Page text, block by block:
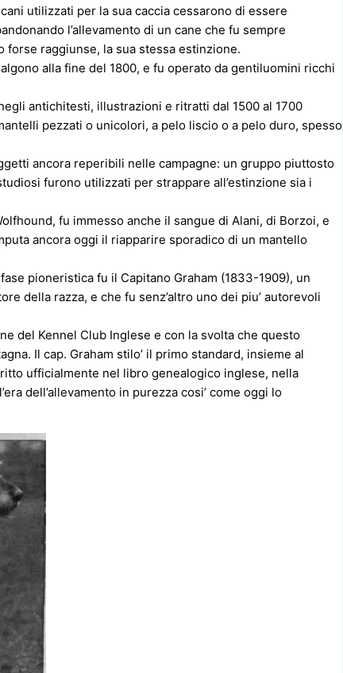
utilizzati per la sua caccia cessarono di essere
l’allevamento di un cane che fu sempre
forse raggiunse, la sua stessa estinzione.
alla fine del 1800, e fu operato da gentiluomini ricchi
antichitesti, illustrazioni e ritratti dal 1500 al 1700
pezzati o unicolori, a pelo liscio o a pelo duro, spesso
ancora reperibili nelle campagne: un gruppo piuttosto
furono utilizzati per strappare all’estinzione sia i
fu immesso anche il sangue di Alani, di Borzoi, e
ancora oggi il riapparire sporadico di un mantello
pioneristica fu il Capitano Graham (1833-1909), un
della razza, e che fu senz’altro uno dei piu’ autorevoli
del Kennel Club Inglese e con la svolta che questo
Il cap. Graham stilo’ il primo standard, insieme al
ufficialmente nel libro genealogico inglese, nella
dell’allevamento in purezza cosi’ come oggi lo